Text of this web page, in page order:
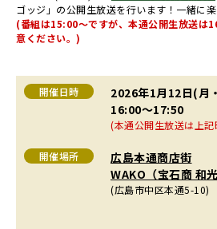
ゴッジ」の公開生放送を行います！一緒に
(番組は15:00～ですが、本通公開生放送は
意ください。)
開催日時
2026年1月12日(月
16:00〜17:50
(本通公開生放送は上
開催場所
広島本通商店街
WAKO（宝石商 和光
(広島市中区本通5-10)